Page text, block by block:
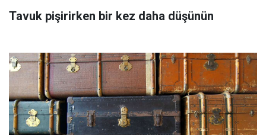
Tavuk pişirirken bir kez daha düşünün